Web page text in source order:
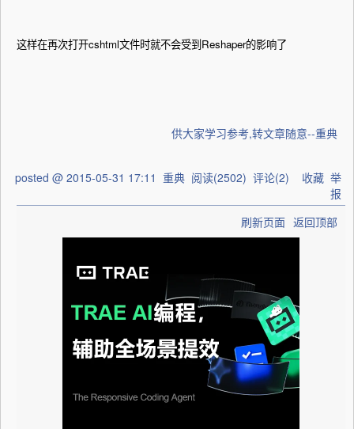
这样在再次打开cshtml文件时就不会受到Reshaper的影响了
供大家学习参考,转文章随意--重典
posted @ 2015-05-31 17:11 重典 阅读(2502) 评论(2) 收藏 举
报
刷新页面 返回顶部